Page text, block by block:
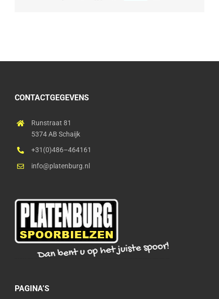
CONTACTGEGEVENS
Runstraat 81
5374 AB Schaijk
+31(0)486–464161
info@platenburg.nl
PAGINA’S